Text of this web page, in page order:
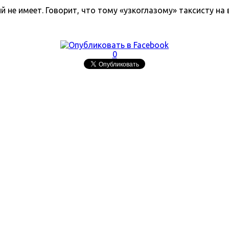
не имеет. Говорит, что тому «узкоглазому» таксисту
0